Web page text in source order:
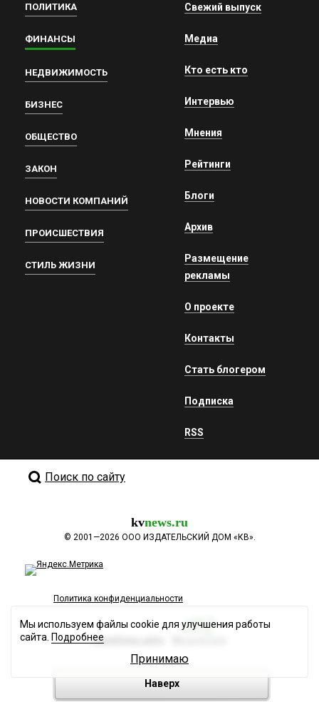
ПОЛИТИКА
ФИНАНСЫ
НЕДВИЖИМОСТЬ
БИЗНЕС
ОБЩЕСТВО
ЗАКОН
НОВОСТИ КОМПАНИЙ
ПРОИСШЕСТВИЯ
СТИЛЬ ЖИЗНИ
Свежий выпуск
Медиа
Кто есть кто
Интервью
Мнения
Рейтинги
Блоги
Архив
Размещение
рекламы
О проекте
Контакты
Стать блогером
Подписка
RSS
Поиск по сайту
kvnews.ru
© 2001—2026 ООО ИЗДАТЕЛЬСКИЙ ДОМ «КВ».
Политика конфиденциальности
Разработка сайта
Наверх
Мы используем файлы cookie для улучшения работы
сайта. Подробнее
Принимаю